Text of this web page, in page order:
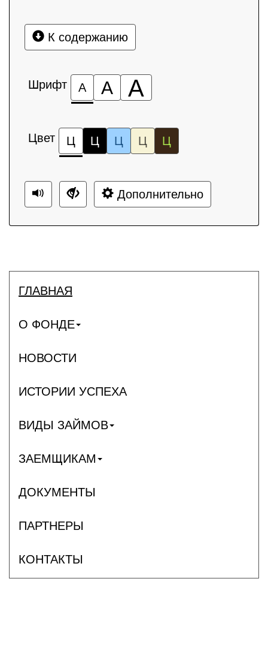
К содержанию
Шрифт А А А
Цвет Ц Ц Ц Ц Ц
Дополнительно
ГЛАВНАЯ
О ФОНДЕ
НОВОСТИ
ИСТОРИИ УСПЕХА
ВИДЫ ЗАЙМОВ
ЗАЕМЩИКАМ
ДОКУМЕНТЫ
ПАРТНЕРЫ
КОНТАКТЫ